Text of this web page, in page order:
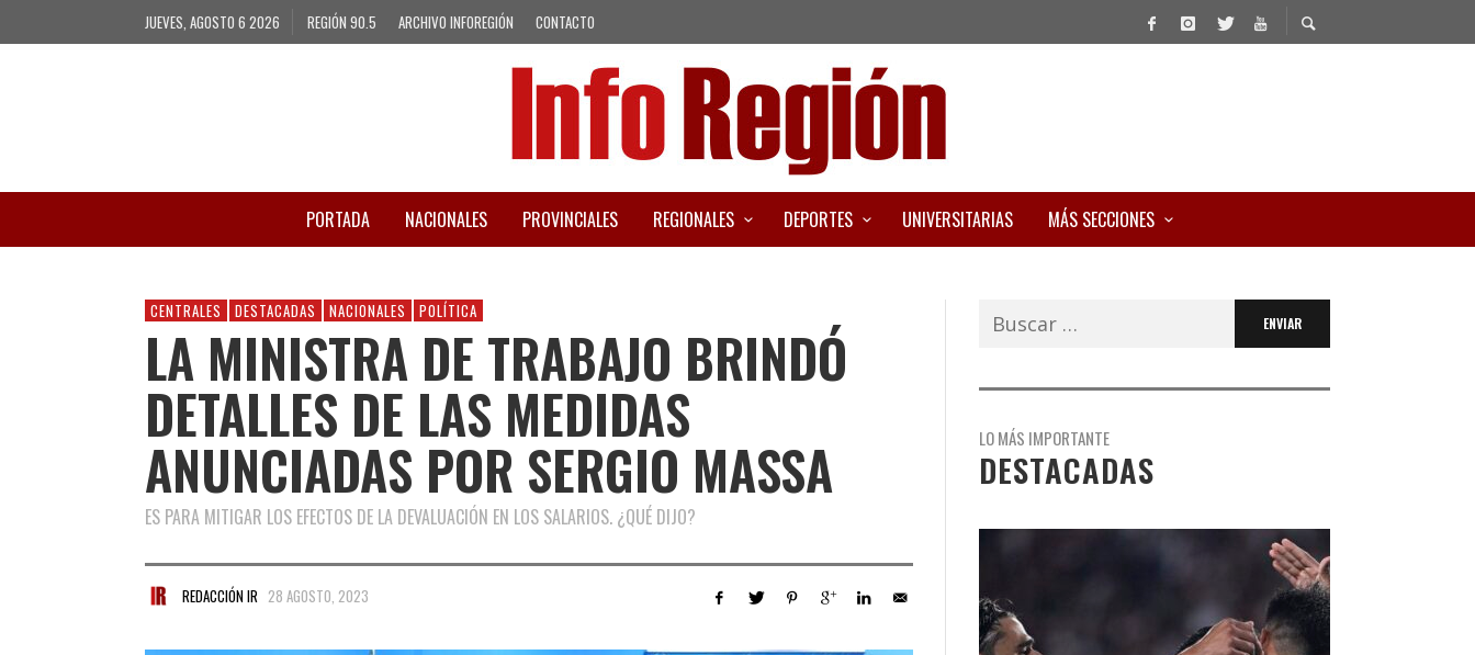
JUEVES, AGOSTO 6 2026 REGIÓN 90.5 ARCHIVO INFOREGIÓN CONTACTO
PORTADA NACIONALES PROVINCIALES REGIONALES DEPORTES UNIVERSITARIAS MÁS SECCIONES
CENTRALES DESTACADAS NACIONALES POLÍTICA
LA MINISTRA DE TRABAJO BRINDÓ
DETALLES DE LAS MEDIDAS
ANUNCIADAS POR SERGIO MASSA
ES PARA MITIGAR LOS EFECTOS DE LA DEVALUACIÓN EN LOS SALARIOS. ¿QUÉ DIJO?
REDACCIÓN IR 28 AGOSTO, 2023
Buscar:
LO MÁS IMPORTANTE
DESTACADAS